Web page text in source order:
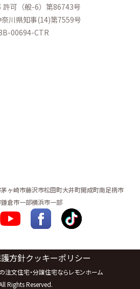
許可（般-6）第86743号
川県知事(14)第7559号
00694-CTR
茅ヶ崎市藤沢市松田町大井町開成町南足柄市
鎌倉市一部横浜市一部
方針クッキーポリシー
注文住宅・分譲住宅ならレモンホーム
Rights Reserved.